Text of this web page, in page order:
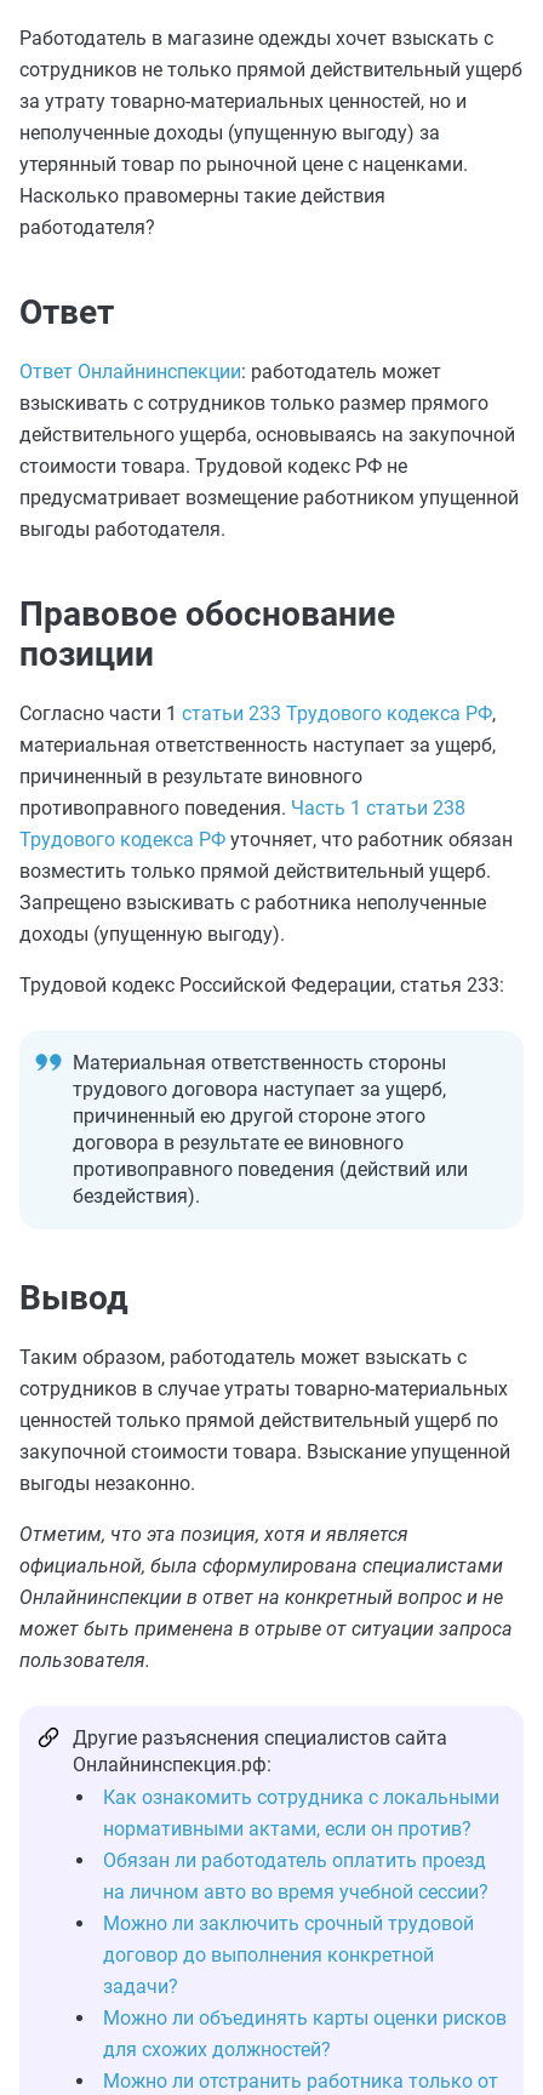
Работодатель в магазине одежды хочет взыскать с
сотрудников не только прямой действительный ущерб
за утрату товарно-материальных ценностей, но и
неполученные доходы (упущенную выгоду) за
утерянный товар по рыночной цене с наценками.
Насколько правомерны такие действия
работодателя?
Ответ
Ответ Онлайнинспекции: работодатель может
взыскивать с сотрудников только размер прямого
действительного ущерба, основываясь на закупочной
стоимости товара. Трудовой кодекс РФ не
предусматривает возмещение работником упущенной
выгоды работодателя.
Правовое обоснование
позиции
Согласно части 1 статьи 233 Трудового кодекса РФ,
материальная ответственность наступает за ущерб,
причиненный в результате виновного
противоправного поведения. Часть 1 статьи 238
Трудового кодекса РФ уточняет, что работник обязан
возместить только прямой действительный ущерб.
Запрещено взыскивать с работника неполученные
доходы (упущенную выгоду).
Трудовой кодекс Российской Федерации, статья 233:
Материальная ответственность стороны
трудового договора наступает за ущерб,
причиненный ею другой стороне этого
договора в результате ее виновного
противоправного поведения (действий или
бездействия).
Вывод
Таким образом, работодатель может взыскать с
сотрудников в случае утраты товарно-материальных
ценностей только прямой действительный ущерб по
закупочной стоимости товара. Взыскание упущенной
выгоды незаконно.
Отметим, что эта позиция, хотя и является
официальной, была сформулирована специалистами
Онлайнинспекции в ответ на конкретный вопрос и не
может быть применена в отрыве от ситуации запроса
пользователя.
Другие разъяснения специалистов сайта
Онлайнинспекция.рф:
Как ознакомить сотрудника с локальными
нормативными актами, если он против?
Обязан ли работодатель оплатить проезд
на личном авто во время учебной сессии?
Можно ли заключить срочный трудовой
договор до выполнения конкретной
задачи?
Можно ли объединять карты оценки рисков
для схожих должностей?
Можно ли отстранить работника только от